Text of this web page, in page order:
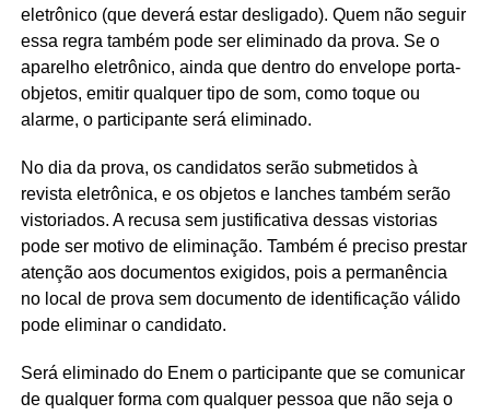
eletrônico (que deverá estar desligado). Quem não seguir
essa regra também pode ser eliminado da prova. Se o
aparelho eletrônico, ainda que dentro do envelope porta-
objetos, emitir qualquer tipo de som, como toque ou
alarme, o participante será eliminado.
No dia da prova, os candidatos serão submetidos à
revista eletrônica, e os objetos e lanches também serão
vistoriados. A recusa sem justificativa dessas vistorias
pode ser motivo de eliminação. Também é preciso prestar
atenção aos documentos exigidos, pois a permanência
no local de prova sem documento de identificação válido
pode eliminar o candidato.
Será eliminado do Enem o participante que se comunicar
de qualquer forma com qualquer pessoa que não seja o